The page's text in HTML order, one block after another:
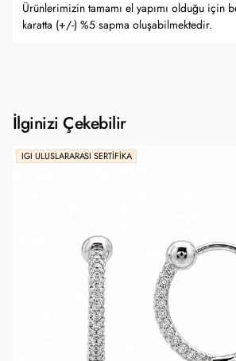
Ürünlerimizin tamamı el yapımı olduğu için
karatta (+/-) %5 sapma oluşabilmektedir.
İlginizi Çekebilir
IGI ULUSLARARASI SERTIFIKA